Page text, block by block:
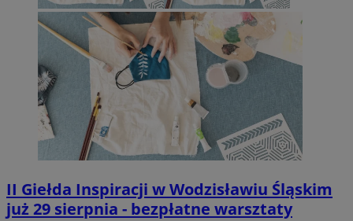
II Giełda Inspiracji w Wodzisławiu Śląskim
już 29 sierpnia - bezpłatne warsztaty